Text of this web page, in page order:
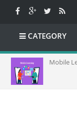
CATEGORY
Mobile